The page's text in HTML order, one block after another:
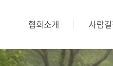
협회소개 사람